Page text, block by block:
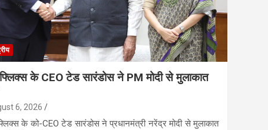
के CEO टेड सारंडोस ने PM मोदी से मुलाकात
6, 2026
के को-CEO टेड सारंडोस ने प्रधानमंत्री नरेंद्र मोदी से मुलाकात